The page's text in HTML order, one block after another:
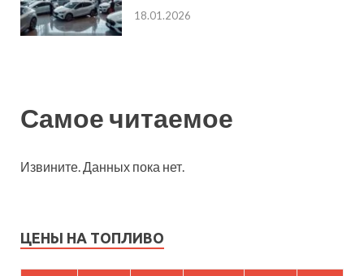
18.01.2026
Самое читаемое
Извините. Данных пока нет.
ЦЕНЫ НА ТОПЛИВО